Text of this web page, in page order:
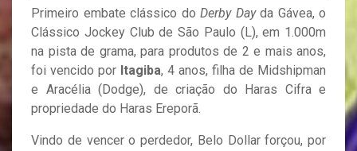
Primeiro embate clássico do Derby Dayda Gávea, o
Clássico Jockey Club de São Paulo (L), em 1.000m
na pista de grama, para produtos de 2 e mais anos,
foi vencido por Itagiba, 4 anos, filha de Midshipman
e Aracélia (Dodge), de criação do Haras Cifra e
propriedade do Haras Ereporã.
Vindo de vencer o perdedor, Belo Dollar forçou, por